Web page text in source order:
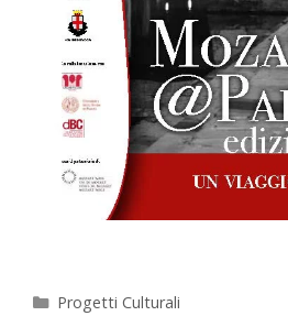
Progetti Culturali